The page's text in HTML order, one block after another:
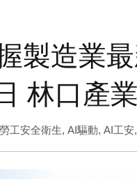
製造業
林口產
勞工安全衛生, AI驅動, AI工安,